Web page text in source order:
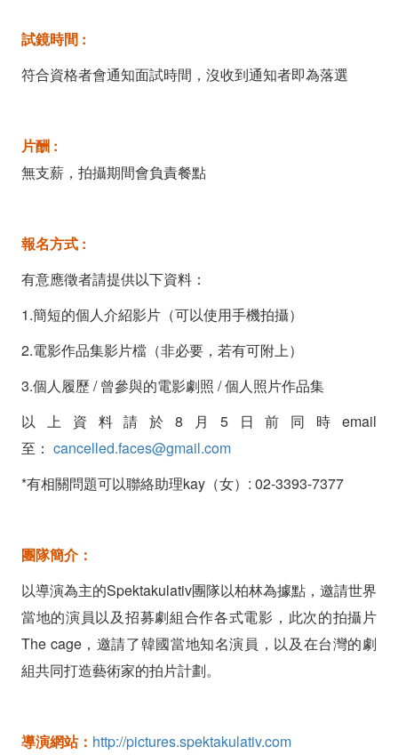
試鏡時間 :
符合資格者會通知面試時間，沒收到通知者即為落選
片酬 :
無支薪，拍攝期間會負責餐點
報名方式 :
有意應徵者請提供以下資料：
1.簡短的個人介紹影片（可以使用手機拍攝）
2.電影作品集影片檔（非必要，若有可附上）
3.個人履歷 / 曾參與的電影劇照 / 個人照片作品集
以上資料請於8月5日前同時email
至： cancelled.faces@gmail.com
*有相關問題可以聯絡助理kay（女）: 02-3393-7377
團隊簡介：
以導演為主的Spektakulativ團隊以柏林為據點，邀請世界
當地的演員以及招募劇組合作各式電影，此次的拍攝片
The cage，邀請了韓國當地知名演員，以及在台灣的劇
組共同打造藝術家的拍片計劃。
導演網站： http://pictures.spektakulativ.com